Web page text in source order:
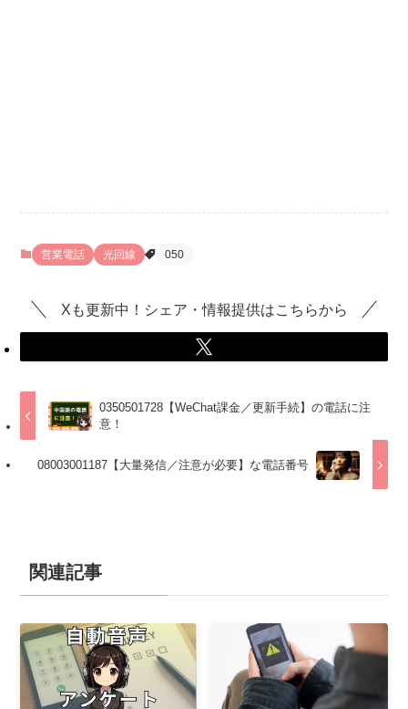
営業電話 光回線 050
Xも更新中！シェア・情報提供はこちらから
0350501728【WeChat課金／更新手続】の電話に注
意！
08003001187【大量発信／注意が必要】な電話番号
関連記事